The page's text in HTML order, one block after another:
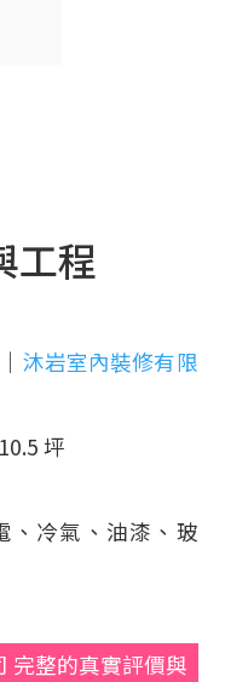
工程
沐岩室內裝修有限
坪
、冷氣、油漆、玻
完整的真實評價與